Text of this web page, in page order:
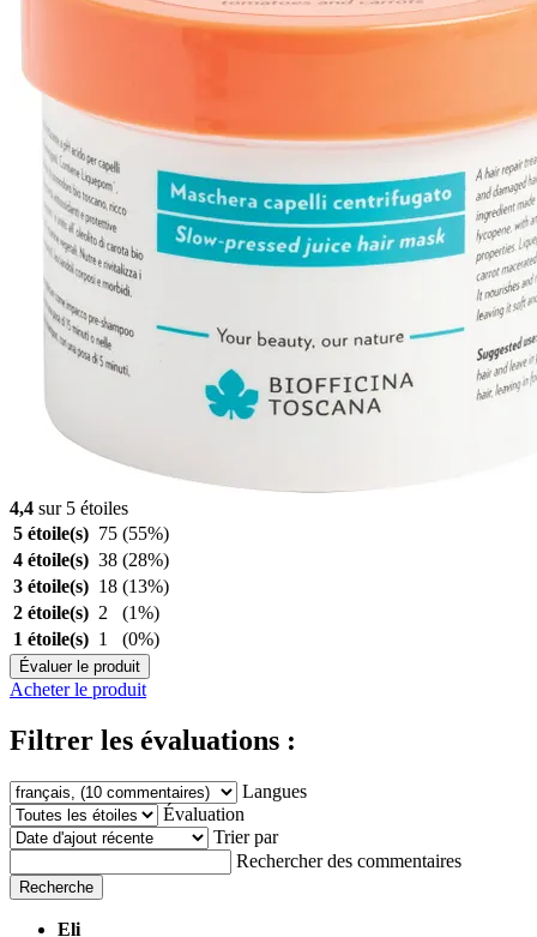
4,4 sur 5 étoiles
5 étoile(s) 75 (55%)
4 étoile(s) 38 (28%)
3 étoile(s) 18 (13%)
2 étoile(s) 2
(1%)
1 étoile(s) 1 (0%)
Évaluer le produit
Acheter le produit
Filtrer les évaluations :
Langues
Évaluation
Trier par
Rechercher des commentaires
Recherche
Eli